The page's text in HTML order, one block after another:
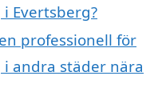
Evertsberg?
professionell för
andra städer nära